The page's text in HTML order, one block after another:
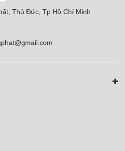
Thủ Đức, Tp Hồ Chí Minh